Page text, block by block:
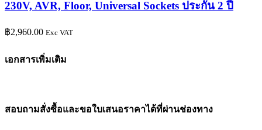
230V, AVR, Floor, Universal Sockets ประกัน 2 ปี
฿2,960.00 Exc VAT
เอกสารเพิ่มเติม
สอบถามสั่งซื้อและขอใบเสนอราคาได้ที่ผ่านช่องทาง